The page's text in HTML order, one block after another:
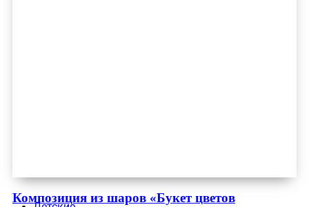
Композиция из шаров «Букет цветов